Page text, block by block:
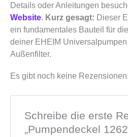
Details oder Anleitungen
Website. Kurz gesagt: Dieser
ein fundamentales Bauteil für
deiner EHEIM
Außenfilter.
Es gibt noch keine Rezensionen.
Schreibe die erste
„Pumpendeckel